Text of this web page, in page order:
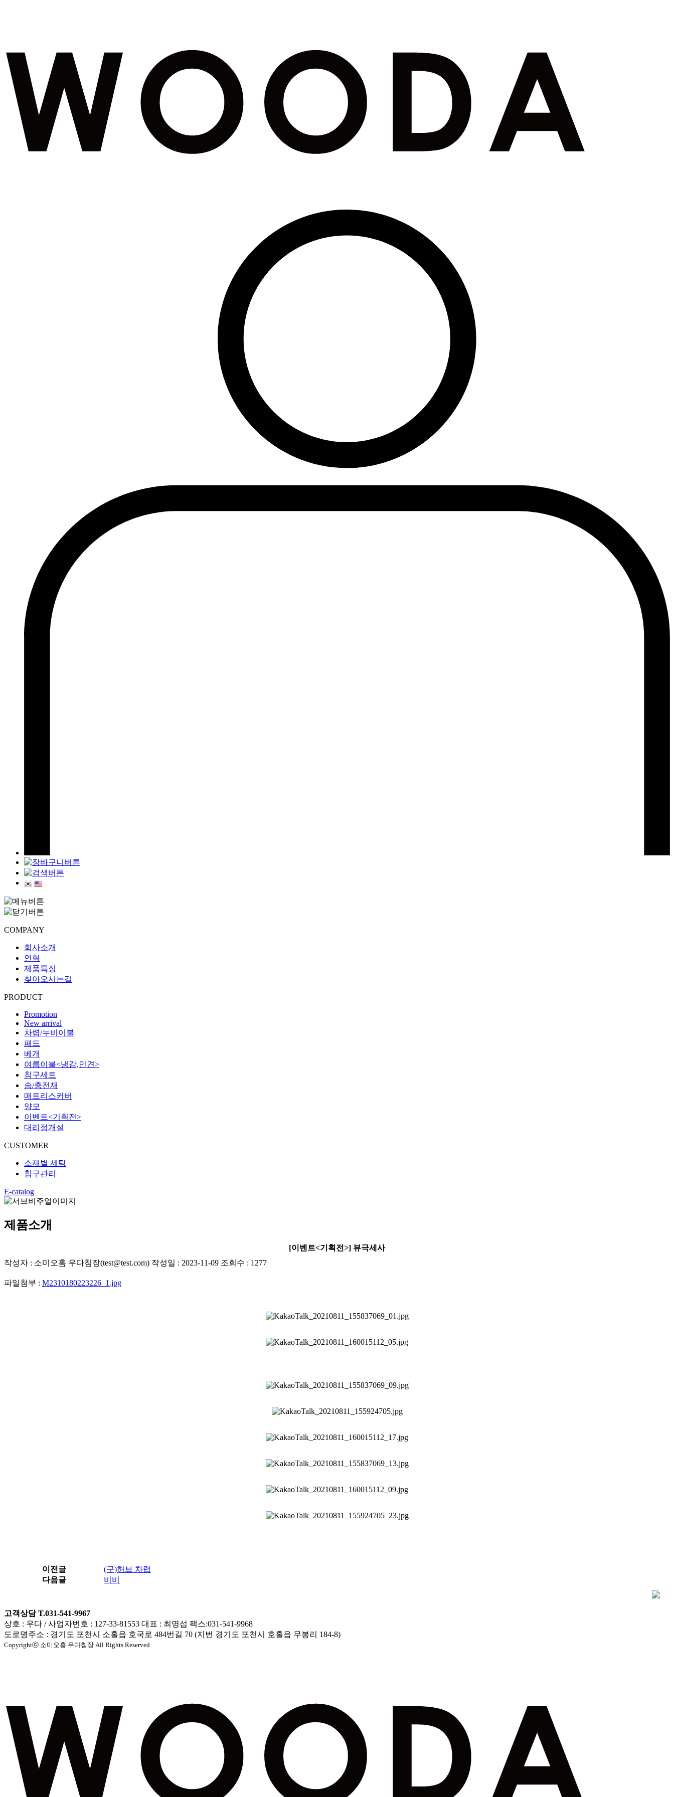
COMPANY
회사소개
연혁
제품특징
찾아오시는길
PRODUCT
Promotion
New arrival
차렵/누비이불
패드
베개
여름이불<냉감,인견>
침구세트
솜/충전재
매트리스커버
양모
이벤트<기획전>
대리점개설
CUSTOMER
소재별 세탁
침구관리
E-catalog
제품소개
[이벤트<기획전>] 뷰극세사
작성자 : 소미오홈 우다침장(test@test.com) 작성일 : 2023-11-09 조회수 : 1277
파일첨부 : M2310180223226_1.jpg
이전글
(구)허브 차렵
다음글
비비
고객상담 T.031-541-9967
상호 : 우다 / 사업자번호 : 127-33-81553 대표 : 최명섭 팩스:031-541-9968
도로명주소 : 경기도 포천시 소홀읍 호국로 484번길 70 (지번 경기도 포천시 호홀읍 무봉리 184-8)
Copyrightⓒ 소미오홈 우다침장 All Rights Reserved